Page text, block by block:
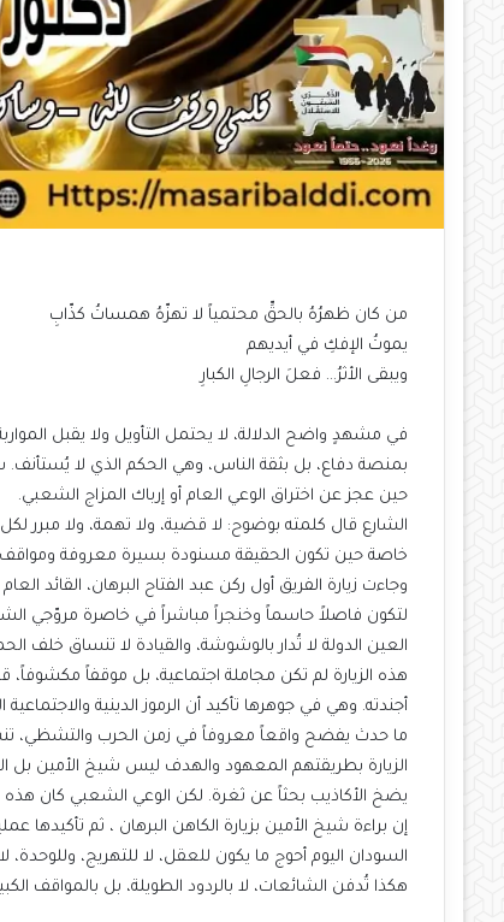
من كان ظهرُهُ بالحقِّ محتمياً لا تهزّهُ همساتُ كذّابِ
يموتُ الإفكِ في أيديهم
ويبقى الأثرُ… فعلَ الرجالِ الكبارِ
في مشهدٍ واضح الدلالة، لا يحتمل التأويل ولا يقبل
بمنصة دفاع، بل بثقة الناس، وهي الحكم الذي لا
حين عجز عن اختراق الوعي العام أو إرباك المزاج الشعبي.
الشارع قال كلمته بوضوح: لا قضية، ولا تهمة، ولا مبرر
خاصة حين تكون الحقيقة مسنودة بسيرة معروفة
وجاءت زيارة الفريق أول ركن عبد الفتاح البرهان، القائد
لتكون فاصلاً حاسماً وخنجراً مباشراً في خاصرة مروّجي
العين الدولة لا تُدار بالوشوشة، والقيادة لا تنساق خلف
هذه الزيارة لم تكن مجاملة اجتماعية، بل موقفاً
أجندته. وهي في جوهرها تأكيد أن الرموز الدينية
ما حدث يفضح واقعاً معروفاً في زمن الحرب والتشظي،
الزيارة بطريقتهم المعهود والهدف ليس شيخ الأمين
يضخ الأكاذيب بحثاً عن ثغرة. لكن الوعي الشعبي كان هذه
إن براءة شيخ الأمين بزيارة الكاهن البرهان ، ثم
السودان اليوم أحوج ما يكون للعقل، لا للتهريج،
هكذا تُدفن الشائعات، لا بالردود الطويلة، بل بالمواقف